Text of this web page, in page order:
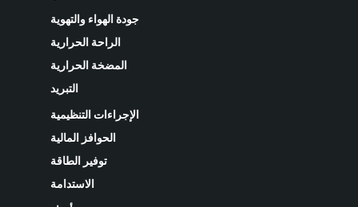
جودة الهواء والتهوية
الراحة الحرارية
المضخة الحرارية
الإجراءات التنظيمية
الحوافز المالية
توفير الطاقة
الاستدامة